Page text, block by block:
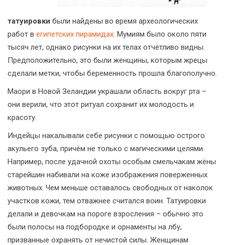
татуировки были найдены во время археологических
работ в египетских пирамидах. Мумиям было около пяти
тысяч лет, однако рисунки на их телах отчётливо видны.
Предположительно, это были женщины, которым жрецы
сделали метки, чтобы беременность прошла благополучно.
Маори в Новой Зеландии украшали область вокруг рта –
они верили, что этот ритуал сохранит их молодость и
красоту.
Индейцы накалывали себе рисунки с помощью острого
акульего зуба, причём не только с магическими целями.
Например, после удачной охоты особым смельчакам жёны
старейшин набивали на коже изображения поверженных
животных. Чем меньше оставалось свободных от наколок
участков кожи, тем отважнее считался воин. Татуировки
делали и девочкам на пороге взросления – обычно это
были полосы на подбородке и орнаменты на лбу,
призванные охранять от нечистой силы. Женщинам